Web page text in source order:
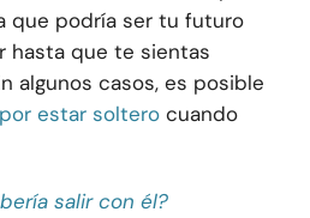
que podría ser tu futuro
hasta que te sientas
algunos casos, es posible
por estar soltero cuando
salir con él?